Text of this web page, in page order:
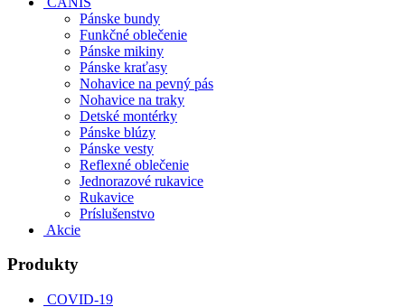
Pánske bundy
Funkčné oblečenie
Pánske mikiny
Pánske kraťasy
Nohavice na pevný pás
Nohavice na traky
Detské montérky
Pánske blúzy
Pánske vesty
Reflexné oblečenie
Jednorazové rukavice
Rukavice
Príslušenstvo
Akcie
Produkty
COVID-19